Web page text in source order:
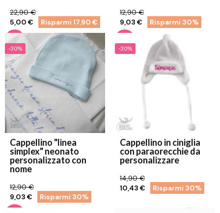
22,90 €
5,00 €
Risparmi 17,90 €
12,90 €
9,03 €
Risparmi 30%
-30%
Cappellino "linea
simplex" neonato
personalizzato con
nome
12,90 €
9,03 €
Risparmi 30%
-30%
Cappellino in ciniglia
con paraorecchie da
personalizzare
14,90 €
10,43 €
Risparmi 30%